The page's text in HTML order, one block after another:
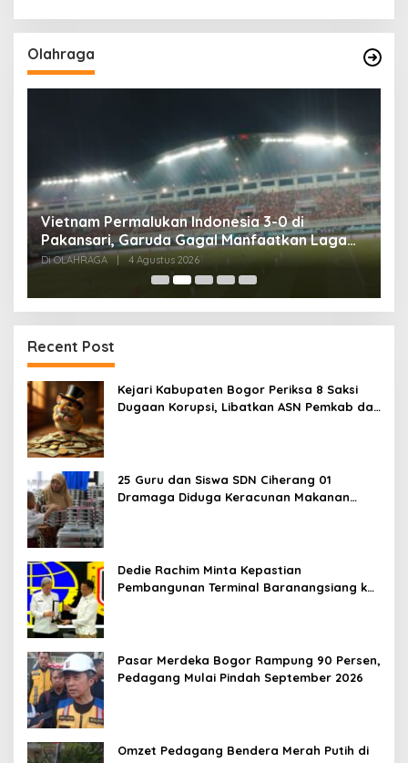
Olahraga
Tes Fisik Tahap II Jadi Tolok Ukur Kesiapan
525 Atlet Kota Bogor Menuju Porprov Jabar
Di OLAHRAGA | 1 Agustus 2026
Recent Post
Kejari Kabupaten Bogor Periksa 8 Saksi
Dugaan Korupsi, Libatkan ASN Pemkab dan
25 Guru dan Siswa SDN Ciherang 01
Dramaga Diduga Keracunan Makanan
Dedie Rachim Minta Kepastian
Pembangunan Terminal Baranangsiang ke
Pasar Merdeka Bogor Rampung 90 Persen,
Pedagang Mulai Pindah September 2026
Omzet Pedagang Bendera Merah Putih di